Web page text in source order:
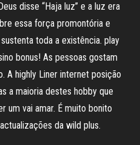
disse “Haja luz” e a luz era
essa força promontória e
toda a existência. play
bonus! As pessoas gostam
A highly Liner internet posição
a maioria destes hobby que
um vai amar. É muito bonito
da wild plus.